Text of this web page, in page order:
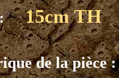
: 15cm TH
de la pièce :